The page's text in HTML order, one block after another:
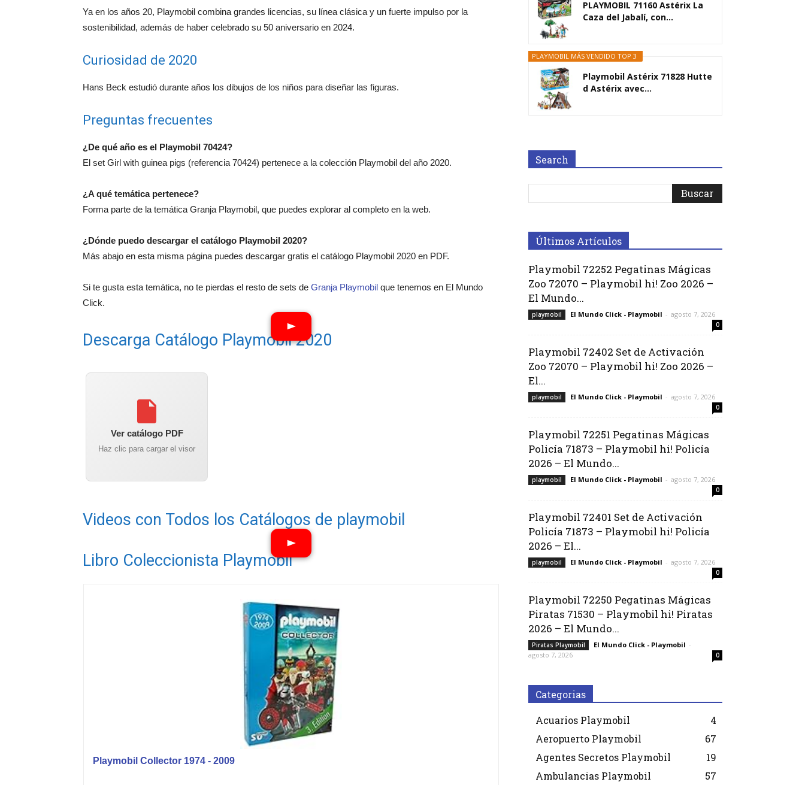
Ya en los años 20, Playmobil combina grandes licencias, su línea clásica y un fuerte impulso por la
sostenibilidad, además de haber celebrado su 50 aniversario en 2024.
Curiosidad de 2020
Hans Beck estudió durante años los dibujos de los niños para diseñar las figuras.
Preguntas frecuentes
¿De qué año es el Playmobil 70424?
El set Girl with guinea pigs (referencia 70424) pertenece a la colección Playmobil del año 2020.
¿A qué temática pertenece?
Forma parte de la temática Granja Playmobil, que puedes explorar al completo en la web.
¿Dónde puedo descargar el catálogo Playmobil 2020?
Más abajo en esta misma página puedes descargar gratis el catálogo Playmobil 2020 en PDF.
Si te gusta esta temática, no te pierdas el resto de sets de Granja Playmobil que tenemos en El Mundo
Click.
Descarga Catálogo Playmobil 2020
Ver catálogo PDF
Haz clic para cargar el visor
Videos con Todos los Catálogos de playmobil
Libro Coleccionista Playmobil
Playmobil Collector 1974 - 2009
PLAYMOBIL 71160 Astérix La
Caza del Jabalí, con...
PLAYMOBIL MÁS VENDIDO TOP 3
Playmobil Astérix 71828 Hutte
d Astérix avec...
Search
Últimos Artículos
Playmobil 72252 Pegatinas Mágicas
Zoo 72070 – Playmobil hi! Zoo 2026 –
El Mundo...
playmobil El Mundo Click - Playmobil - agosto 7, 2026
0
Playmobil 72402 Set de Activación
Zoo 72070 – Playmobil hi! Zoo 2026 –
El...
playmobil El Mundo Click - Playmobil - agosto 7, 2026
0
Playmobil 72251 Pegatinas Mágicas
Policía 71873 – Playmobil hi! Policía
2026 – El Mundo...
playmobil El Mundo Click - Playmobil - agosto 7, 2026
0
Playmobil 72401 Set de Activación
Policía 71873 – Playmobil hi! Policía
2026 – El...
playmobil El Mundo Click - Playmobil - agosto 7, 2026
0
Playmobil 72250 Pegatinas Mágicas
Piratas 71530 – Playmobil hi! Piratas
2026 – El Mundo...
Piratas Playmobil El Mundo Click - Playmobil -
agosto 7, 2026
0
Categorias
Acuarios Playmobil
4
Aeropuerto Playmobil
67
Agentes Secretos Playmobil
19
Ambulancias Playmobil
57